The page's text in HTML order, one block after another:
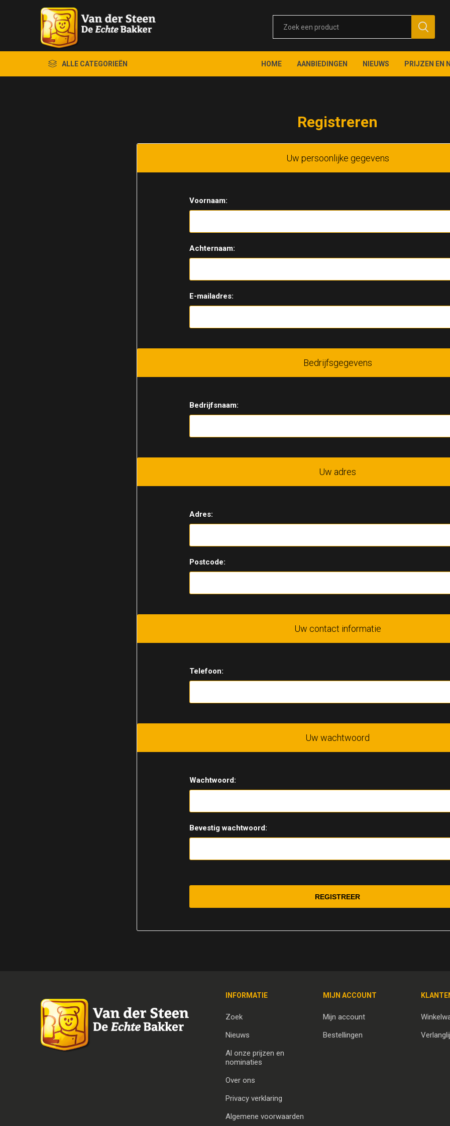
ALLE CATEGORIEËN HOME AANBIEDINGEN NIEUWS PRIJZEN EN
Registreren
Uw persoonlijke gegevens
Voornaam:
Achternaam:
E-mailadres:
Bedrijfsgegevens
Bedrijfsnaam:
Uw adres
Adres:
Postcode:
Uw contact informatie
Telefoon:
Uw wachtwoord
Wachtwoord:
Bevestig wachtwoord:
INFORMATIE
Zoek
Nieuws
Al onze prijzen en
nominaties
Over ons
Privacy verklaring
Algemene voorwaarden
MIJN ACCOUNT
Mijn account
Bestellingen